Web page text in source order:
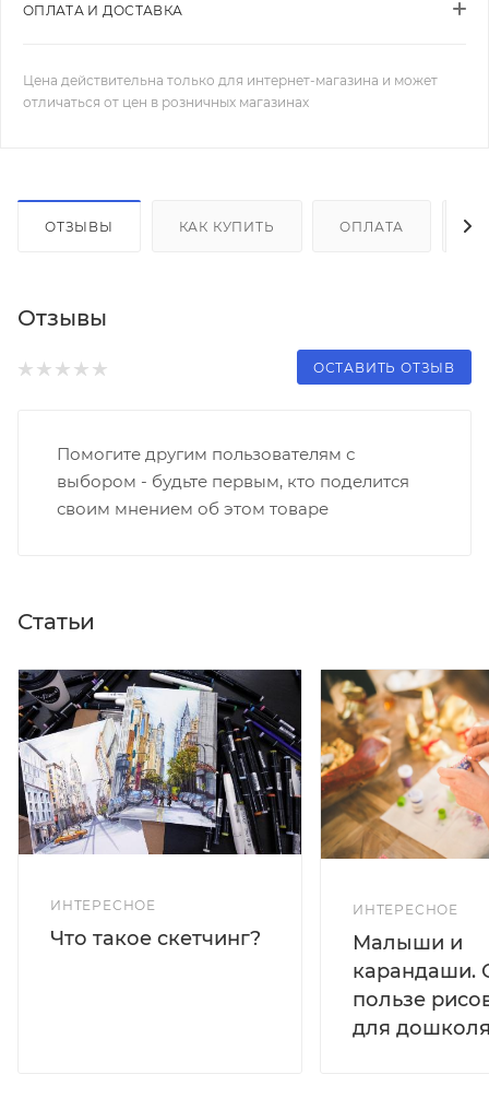
ОПЛАТА И ДОСТАВКА
Цена действительна только для интернет-магазина и может
отличаться от цен в розничных магазинах
ОТЗЫВЫ КАК КУПИТЬ ОПЛАТА
Отзывы
ОСТАВИТЬ ОТЗЫВ
Помогите другим пользователям с
выбором - будьте первым, кто поделится
своим мнением об этом товаре
Статьи
ИНТЕРЕСНОЕ
Что такое скетчинг?
ИНТЕРЕСНОЕ
Малыши и
карандаши.
пользе
для